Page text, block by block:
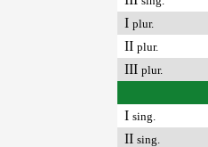
I plur.
II plur.
III plur.
I sing.
II sing.